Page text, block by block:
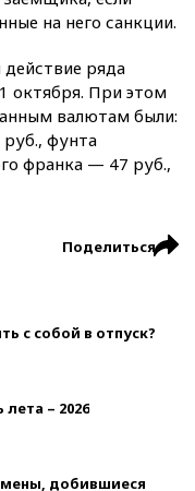
на него санкции.
ряда
октября. При этом
валютам были:
фунта
франка — 47 руб.,
Поделиться
с собой в отпуск?
– 2026
добившиеся